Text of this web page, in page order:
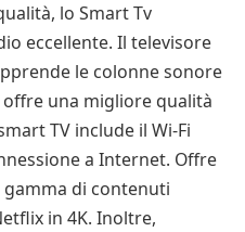
lo Smart Tv
eccellente. Il televisore
le colonne sonore
una migliore qualità
TV include il Wi-Fi
a Internet. Offre
gamma di contenuti
in 4K. Inoltre,